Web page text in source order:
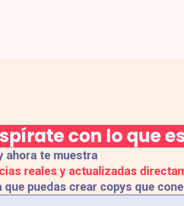
con lo que
ahora te muestra
reales y actualizadas
que puedas crear copys que